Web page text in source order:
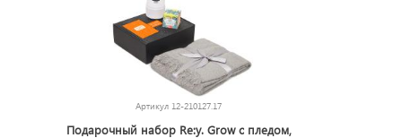
Артикул 12-210127.17
Подарочный набор Re:y. Grow с пледом,